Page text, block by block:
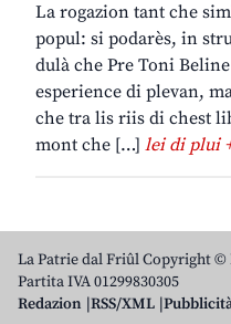
La rogazion tant che
popul: si podarès, in
dulà che Pre Toni
esperience di plevan,
che tra lis riis di chest
mont che […] lei di plui
La Patrie dal Friûl Copyright ©
Partita IVA 01299830305
Redazion RSS/XML